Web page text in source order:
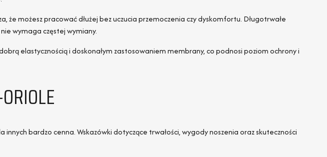
możesz pracować dłużej bez uczucia przemoczenia czy dyskomfortu. Długotrwałe
wymaga częstej wymiany.
elastycznością i doskonałym zastosowaniem membrany, co podnosi poziom ochrony i
bardzo cenna. Wskazówki dotyczące trwałości, wygody noszenia oraz skuteczności